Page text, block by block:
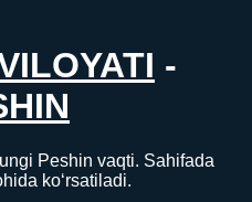
-
Peshin vaqti. Sahifada
ko‘rsatiladi.